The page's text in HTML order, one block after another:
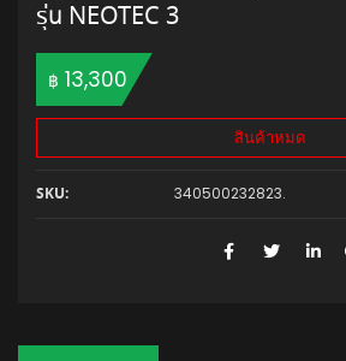
รุ่น NEOTEC 3
฿ 13,300
สินค้าหมด
SKU: 340500232823.